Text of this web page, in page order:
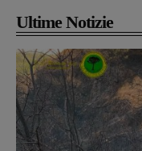
Ultime Notizie